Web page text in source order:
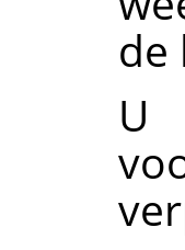
de
U